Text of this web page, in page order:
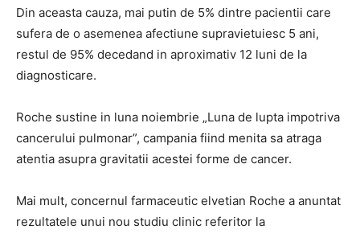
Din aceasta cauza, mai putin de 5% dintre pacientii care
sufera de o asemenea afectiune supravietuiesc 5 ani,
restul de 95% decedand in aproximativ 12 luni de la
diagnosticare.
Roche sustine in luna noiembrie „Luna de lupta impotriva
cancerului pulmonar”, campania fiind menita sa atraga
atentia asupra gravitatii acestei forme de cancer.
Mai mult, concernul farmaceutic elvetian Roche a anuntat
rezultatele unui nou studiu clinic referitor la